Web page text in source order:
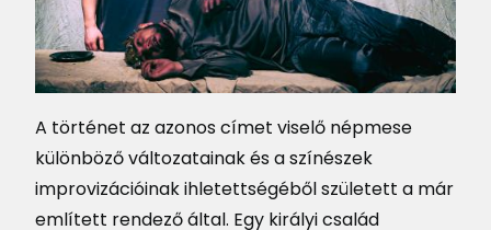
A történet az azonos címet viselő népmese
különböző változatainak és a színészek
improvizációinak ihletettségéből született a már
említett rendező által. Egy királyi család